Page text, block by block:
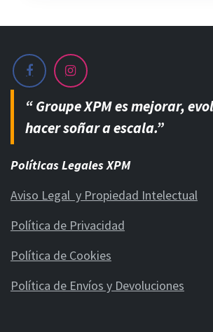
“ Groupe XPM es mejorar,
hacer soñar a escala.”
Políticas Legales XPM
Aviso Legal y Propiedad Intelectual
Política de Privacidad
Política de Cookies
Política de Envíos y Devoluciones